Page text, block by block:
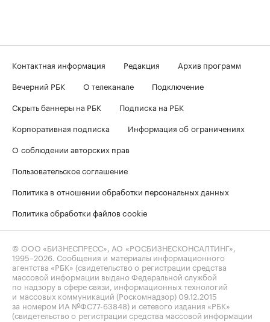
Контактная информация Редакция
Архив программ
Вечерний РБК
О телеканале
Подключение
Скрыть баннеры на РБК
Подписка на РБК
Корпоративная подписка
Информация об ограничениях
О соблюдении авторских прав
Пользовательское соглашение
Политика в отношении обработки персональных данных
Политика обработки файлов cookie
© ООО «БИЗНЕСПРЕСС», АО «РОСБИЗНЕСКОНСАЛТИНГ»,
1995–2026 . Сообщения и материалы информационного
агентства «РБК» (свидетельство о регистрации средства
массовой информации выдано Федеральной службой
по надзору в сфере связи, информационных технологий
и массовых коммуникаций (Роскомнадзор) 09.12.2015
за номером ИА №ФС77-63848) и сетевого издания «РБК»
(свидетельство о регистрации средства массовой информации